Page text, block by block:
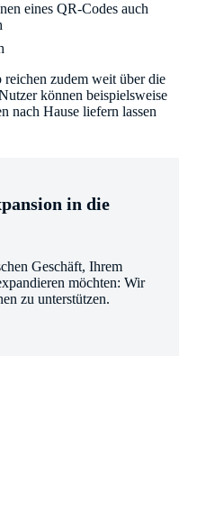
eines QR-Codes auch
zudem weit über die
können beispielsweise
nach Hause liefern lassen
in die
Geschäft, Ihrem
möchten: Wir
zu unterstützen.